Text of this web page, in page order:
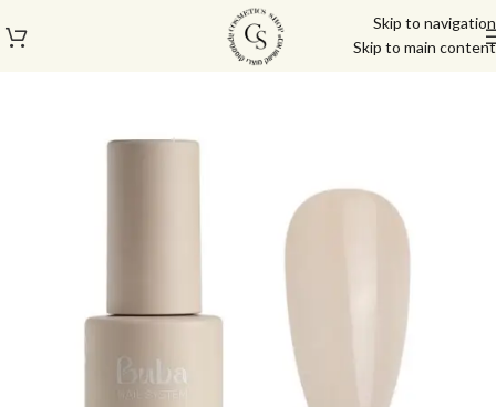
Skip to navigation
Skip to main content
עמוד הבית